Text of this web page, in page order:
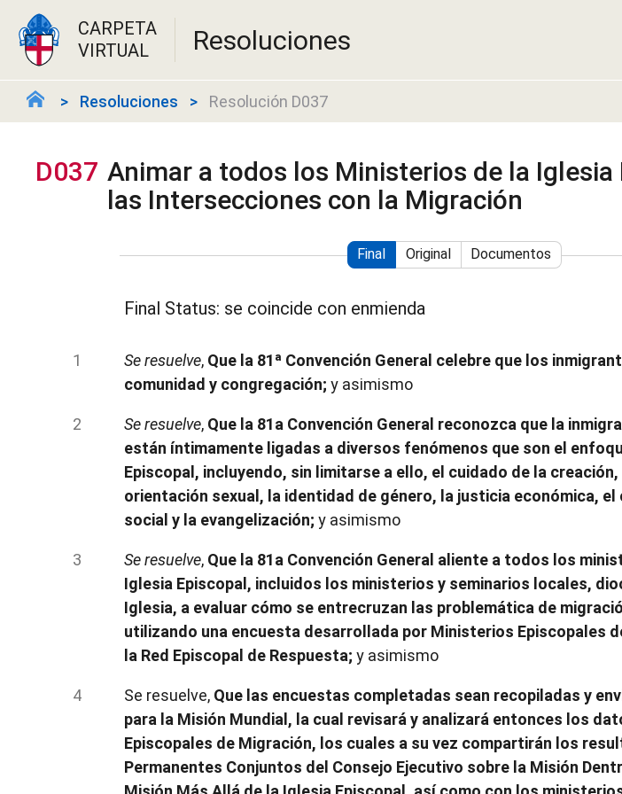
CARPETA
VIRTUAL
Resoluciones
Resoluciones Resolución D037
D037 Animar a todos los Ministerios de la Iglesia
las Intersecciones con la Migración
Final Original Documentos
Final Status: se coincide con enmienda
Se resuelve, Que la 81ª Convención General celebre que los
comunidad y congregación; y asimismo
Se resuelve, Que la 81a Convención General reconozca que la
están íntimamente ligadas a diversos fenómenos que son el
Episcopal, incluyendo, sin limitarse a ello, el cuidado de la
orientación sexual, la identidad de género, la justicia económica,
social y la evangelización; y asimismo
Se resuelve, Que la 81a Convención General aliente a todos los
Iglesia Episcopal, incluidos los ministerios y seminarios locales,
Iglesia, a evaluar cómo se entrecruzan las problemática de
utilizando una encuesta desarrollada por Ministerios Episcopales
la Red Episcopal de Respuesta; y asimismo
Se resuelve, Que las encuestas completadas sean recopiladas y
para la Misión Mundial, la cual revisará y analizará entonces los
Episcopales de Migración, los cuales a su vez compartirán los
Permanentes Conjuntos del Consejo Ejecutivo sobre la Misión